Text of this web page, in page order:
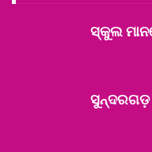
ସ୍କୁଲ
ସୁନ୍ଦରଗଡ଼